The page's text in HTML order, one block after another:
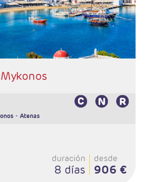
- Atenas
duración
8 días
desde
906 €